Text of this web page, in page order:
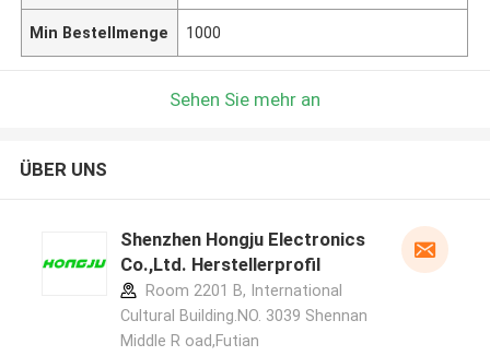
Min Bestellmenge 1000
Sehen Sie mehr an
ÜBER UNS
Shenzhen Hongju Electronics
Co.,Ltd. Herstellerprofil
Room 2201 B, International
Cultural Building.NO. 3039 Shennan
Middle R oad,Futian